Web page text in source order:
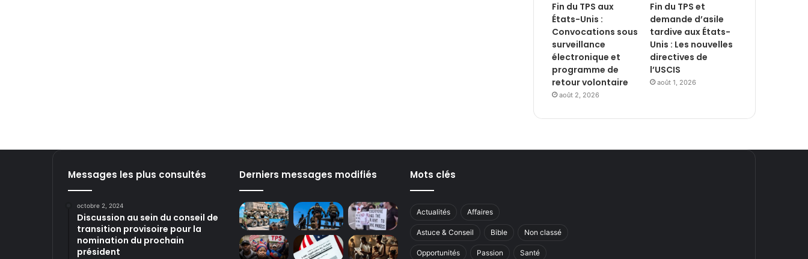
Fin du TPS aux
États-Unis :
Convocations sous
surveillance
électronique et
programme de
retour volontaire
août 2, 2026
Fin du TPS et
demande d’asile
tardive aux États-
Unis : Les nouvelles
directives de
l’USCIS
août 1, 2026
Messages les plus consultés
octobre 2, 2024
Discussion au sein du conseil de
transition provisoire pour la
nomination du prochain
président
Derniers messages modifiés Mots clés
Actualités Affaires
Astuce & Conseil Bible Non classé
Opportunités Passion Santé